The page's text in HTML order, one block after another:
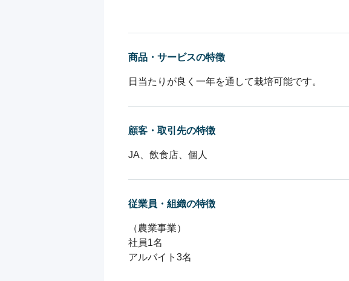
商品・サービスの特徴
顧客・取引先の特徴
JA、飲食店、個人
従業員・組織の特徴
（農業事業）
社員1名
アルバイト3名